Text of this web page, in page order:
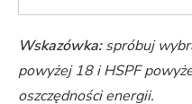
Wskazówka:spróbuj
powyżej 18 i HSPF
oszczędności energii.